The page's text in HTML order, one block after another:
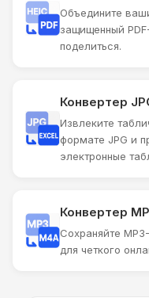
Объедините
защищенный
поделиться.
Конвертер
Извлеките
формате JPG и
электронные
Конвертер
Сохраняйте
для четкого